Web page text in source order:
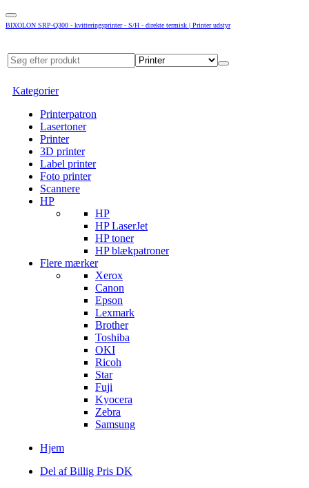
BIXOLON SRP-Q300 - kvitteringsprinter - S/H - direkte termisk | Printer udstyr
Kategorier
Printerpatron
Lasertoner
Printer
3D printer
Label printer
Foto printer
Scannere
HP
HP
HP LaserJet
HP toner
HP blækpatroner
Flere mærker
Xerox
Canon
Epson
Lexmark
Brother
Toshiba
OKI
Ricoh
Star
Fuji
Kyocera
Zebra
Samsung
Hjem
Del af Billig Pris DK